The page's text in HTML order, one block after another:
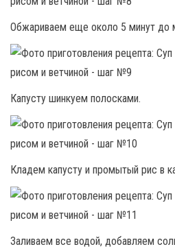
Обжариваем еще около 5 минут до
Капусту шинкуем полосками.
Кладем капусту и промытый рис в
Заливаем все водой, добавляем